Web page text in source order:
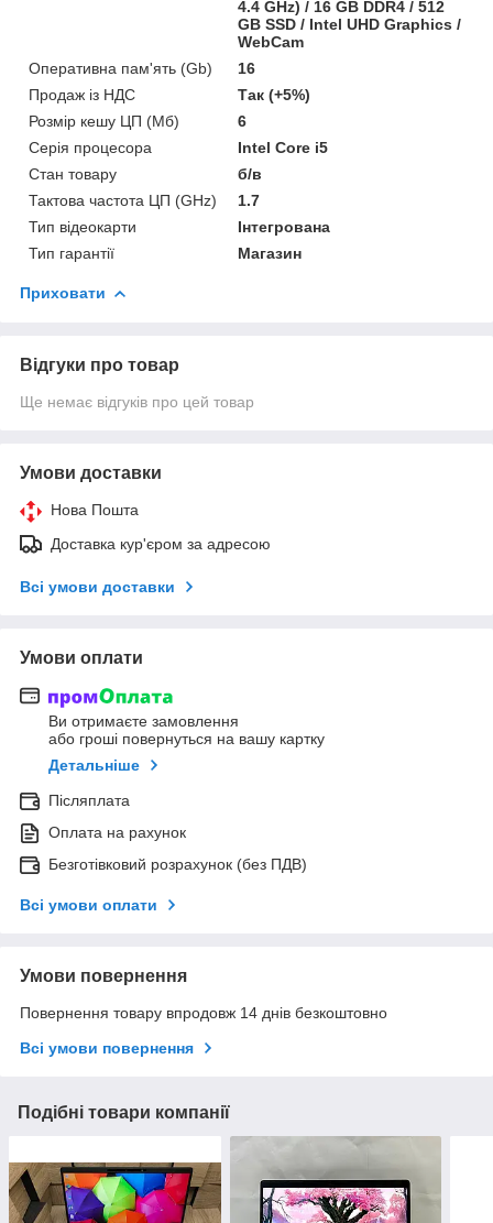
4.4 GHz) / 16 GB DDR4 / 512
GB SSD / Intel UHD Graphics /
WebCam
Оперативна пам'ять (Gb)
16
Продаж із НДС
Так (+5%)
Розмір кешу ЦП (Мб)
6
Серія процесора
Intel Core i5
Стан товару
б/в
Тактова частота ЦП (GHz)
1.7
Тип відеокарти
Інтегрована
Тип гарантії
Магазин
Приховати
Відгуки про товар
Ще немає відгуків про цей товар
Умови доставки
Нова Пошта
Доставка кур'єром за адресою
Всі умови доставки
Умови оплати
Ви отримаєте замовлення
або гроші повернуться на вашу картку
Детальніше
Післяплата
Оплата на рахунок
Безготівковий розрахунок (без ПДВ)
Всі умови оплати
Умови повернення
Повернення товару впродовж 14 днів безкоштовно
Всі умови повернення
Подібні товари компанії